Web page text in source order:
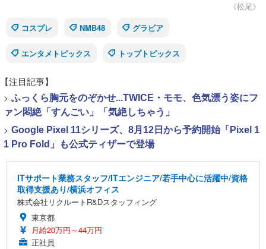
《松尾》
コスプレ
NMB48 グラビア
エンタメトピックス トップトピックス
【注目記事】
> ふっくら胸元をのぞかせ...TWICE・モモ、色気漂う姿にフ
ァン悶絶「すんごい」「気絶しちゃう」
> Google Pixel 11シリーズ、8月12日から予約開始「Pixel 1
1 Pro Fold」も公式ティザーで登場
ITサポート業務スタッフ/ITエンジニア/若手中心に活躍中/資格
取得支援あり/横浜オフィス
株式会社リクルートR&Dスタッフィング
東京都
月給20万円～44万円
正社員